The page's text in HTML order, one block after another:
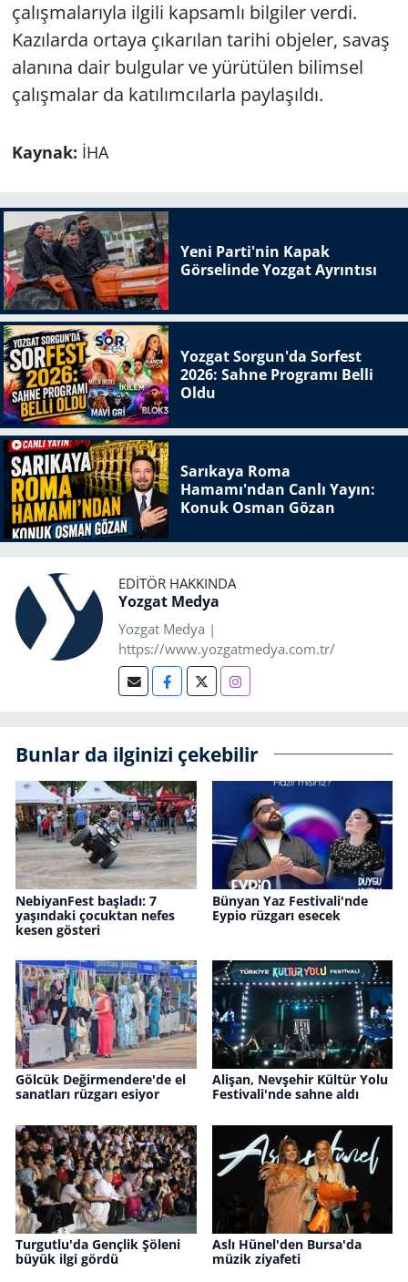
çalışmalarıyla ilgili kapsamlı bilgiler verdi.
Kazılarda ortaya çıkarılan tarihi objeler, savaş
alanına dair bulgular ve yürütülen bilimsel
çalışmalar da katılımcılarla paylaşıldı.
Kaynak: İHA
Yeni Parti'nin Kapak
Görselinde Yozgat Ayrıntısı
Yozgat Sorgun'da Sorfest
2026: Sahne Programı Belli
Oldu
Sarıkaya Roma
Hamamı'ndan Canlı Yayın:
Konuk Osman Gözan
EDITÖR HAKKINDA
Yozgat Medya
Yozgat Medya |
https://www.yozgatmedya.com.tr/
Bunlar da ilginizi çekebilir
NebiyanFest başladı: 7
yaşındaki çocuktan nefes
kesen gösteri
Bünyan Yaz Festivali'nde
Eypio rüzgarı esecek
Gölcük Değirmendere'de el
sanatları rüzgarı esiyor
Alişan, Nevşehir Kültür Yolu
Festivali'nde sahne aldı
Turgutlu'da Gençlik Şöleni
büyük ilgi gördü
Aslı Hünel'den Bursa'da
müzik ziyafeti